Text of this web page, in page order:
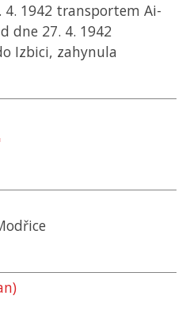
1942 transportem Ai-
dne 27. 4. 1942
Izbici, zahynula